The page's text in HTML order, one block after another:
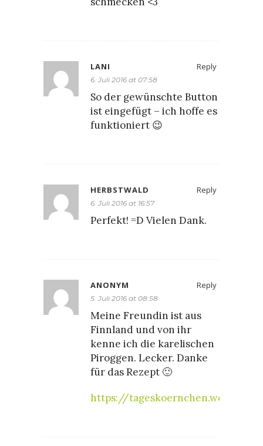
Reply
LANI
6. Juli 2016 at 07:58
So der gewünschte Button
ist eingefügt – ich hoffe es
funktioniert 😉
Reply
HERBSTWALD
6. Juli 2016 at 16:57
Perfekt! =D Vielen Dank.
Reply
ANONYM
5. Juli 2016 at 08:58
Meine Freundin ist aus
Finnland und von ihr
kenne ich die karelischen
Piroggen. Lecker. Danke
für das Rezept 🙂
https://